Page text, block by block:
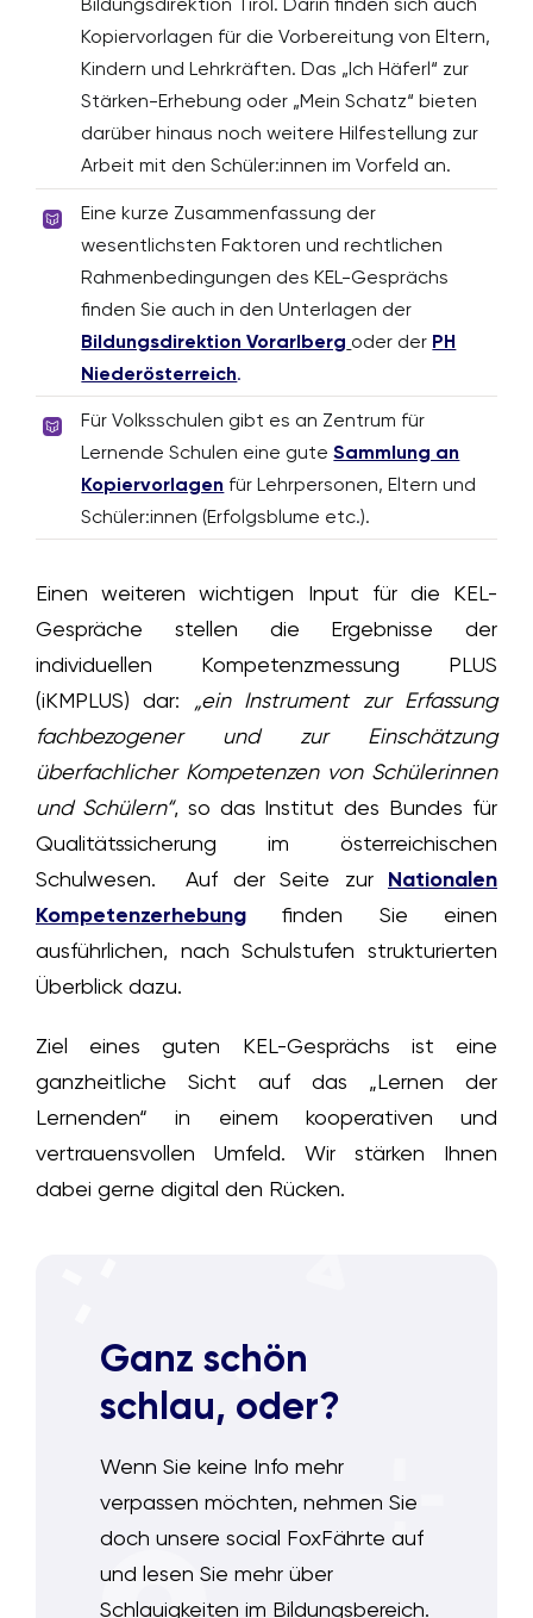
Bildungsdirektion Tirol. Darin finden sich auch
Kopiervorlagen für die Vorbereitung von Eltern,
Kindern und Lehrkräften. Das „Ich Häferl“ zur
Stärken-Erhebung oder „Mein Schatz“ bieten
darüber hinaus noch weitere Hilfestellung zur
Arbeit mit den Schüler:innen im Vorfeld an.
Eine kurze Zusammenfassung der
wesentlichsten Faktoren und rechtlichen
Rahmenbedingungen des KEL-Gesprächs
finden Sie auch in den Unterlagen der
Bildungsdirektion Vorarlberg oder der PH
Niederösterreich.
Für Volksschulen gibt es an Zentrum für
Lernende Schulen eine guteSammlung an
Kopiervorlagen für Lehrpersonen, Eltern und
Schüler:innen (Erfolgsblume etc.).
Einen weiteren wichtigen Input für die KEL-
Gespräche stellen die Ergebnisse der
individuellen Kompetenzmessung PLUS
(iKMPLUS) dar: „ein Instrument zur Erfassung
fachbezogener und zur Einschätzung
überfachlicher Kompetenzen von Schülerinnen
und Schülern“, so das Institut des Bundes für
Qualitätssicherung im österreichischen
Schulwesen. Auf der Seite zur Nationalen
Kompetenzerhebungfinden Sie einen
ausführlichen, nach Schulstufen strukturierten
Überblick dazu.
Ziel eines guten KEL-Gesprächs ist eine
ganzheitliche Sicht auf das „Lernen der
Lernenden“ in einem kooperativen und
vertrauensvollen Umfeld. Wir stärken Ihnen
dabei gerne digital den Rücken.
Ganz schön
schlau, oder?
Wenn Sie keine Info mehr
verpassen möchten, nehmen Sie
doch unsere social FoxFährte auf
und lesen Sie mehr über
Schlauigkeiten im Bildungsbereich.